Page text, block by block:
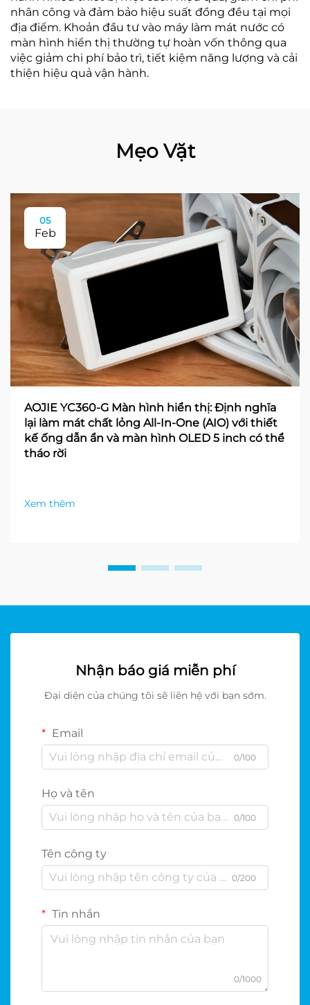
nhân công và đảm bảo hiệu suất đồng đều tại mọi
địa điểm. Khoản đầu tư vào máy làm mát nước có
màn hình hiển thị thường tự hoàn vốn thông qua
việc giảm chi phí bảo trì, tiết kiệm năng lượng và cải
thiện hiệu quả vận hành.
Mẹo Vặt
05
Feb
AOJIE YC360-G Màn hình hiển thị: Định nghĩa
lại làm mát chất lỏng All-In-One (AIO) với thiết
kế ống dẫn ẩn và màn hình OLED 5 inch có thể
tháo rời
Xem thêm
Nhận báo giá miễn phí
Đại diện của chúng tôi sẽ liên hệ với bạn sớm.
Email
0/100
Họ và tên
0/100
Tên công ty
0/200
Tin nhắn
0/1000